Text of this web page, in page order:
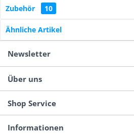
Zubehör 10
Ähnliche Artikel
Newsletter
Über uns
Shop Service
Informationen